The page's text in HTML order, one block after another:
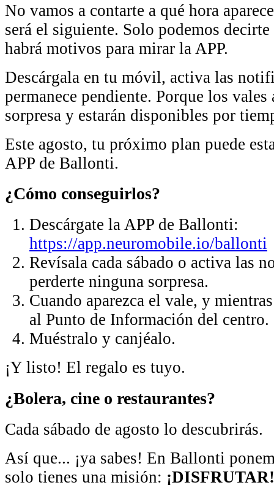
No vamos a contarte a qué hora
será el siguiente. Solo podemos decirte
habrá motivos para mirar la APP.
Descárgala en tu móvil, activa las
permanece pendiente. Porque los vales
sorpresa y estarán disponibles por
Este agosto, tu próximo plan puede
APP de Ballonti.
¿Cómo conseguirlos?
Descárgate la APP de Ballonti:
https://app.neuromobile.io/ballonti
Revísala cada sábado o activa las
perderte ninguna sorpresa.
Cuando aparezca el vale, y
al Punto de Información del centro.
Muéstralo y canjéalo.
¡Y listo! El regalo es tuyo.
¿Bolera, cine o restaurantes?
Cada sábado de agosto lo descubrirás.
Así que... ¡ya sabes! En Ballonti
solo tienes una misión: ¡DISFRUTAR!